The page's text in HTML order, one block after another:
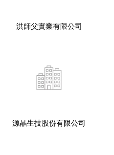
洪師父實業有限公司
源晶生技股份有限公司